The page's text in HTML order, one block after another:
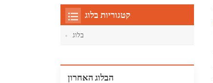
קטגוריות בלוג
בלוג
הבלוג האחרון